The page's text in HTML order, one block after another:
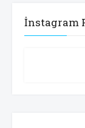
İnstagram